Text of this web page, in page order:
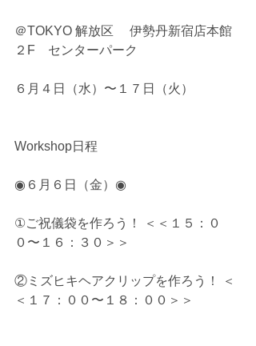
＠TOKYO 解放区　 伊勢丹新宿店本館
２F　センターパーク
６月４日（水）〜１７日（火）
Workshop日程
◉６月６日（金）◉
①ご祝儀袋を作ろう！ ＜＜１５：０
０〜１６：３０＞＞
②ミズヒキヘアクリップを作ろう！ ＜
＜１７：００〜１８：００＞＞